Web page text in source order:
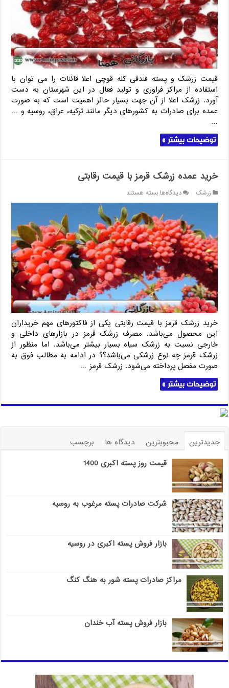
صادارت
قیمت زرشک و پسته فندقی کله قوچی اعلا قائنات را می توان با
استفاده از مراکز فراوری و تولید فعال در این شهرستان به دست
آورد. زرشک اعلا از آن جهت بسیار حائز اهمیت است که به صورت
عمده برای صادرات به کشورهای دیگر مانند ترکیه، عراق، روسیه و …
…
توضیحات بیشتر »
خرید عمده زرشک قرمز با قیمت رقابتی
زرشک دیدگاه‌هابرای
خرید
عمده
زرشک
قرمز
با
قیمت
رقابتی
بسته هستند
خرید زرشک قرمز با قیمت رقابتی یکی از فاکتورهای مهم خریداران
این محصول می‌باشد. مصرف زرشک قرمز در بازارهای داخلی و
خارجی نسبت به زرشک سیاه بسیار بیشتر می‌باشد. اما منظور از
زرشک قرمز چه نوع زرشکی می‌باشد؟؟ در ادامه به مطالب فوق به
صورت مفصل پرداخته می‌شود. زرشک قرمز …
توضیحات بیشتر »
جدیدترین محبوبترین دیدگاه ها
برچسب
قیمت روز پسته اکبری 1400
شرکت صادرات پسته مرغوب به روسیه
بازار فروش پسته اکبری در روسیه
مراکز صادرات پسته شور به هنگ کنگ
بازار فروش پسته آب خندان